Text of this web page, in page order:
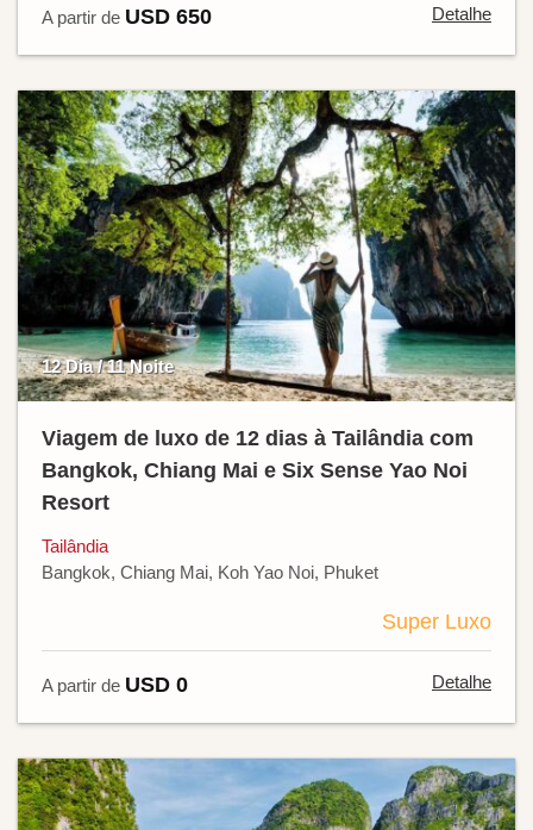
A partir de USD 650 Detalhe
12 Dia / 11 Noite
Viagem de luxo de 12 dias à Tailândia com
Bangkok, Chiang Mai e Six Sense Yao Noi
Resort
Tailândia
Bangkok, Chiang Mai, Koh Yao Noi, Phuket
Super Luxo
A partir de USD 0 Detalhe